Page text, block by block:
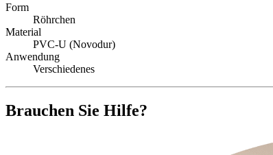
Form
Röhrchen
Material
PVC-U (Novodur)
Anwendung
Verschiedenes
Brauchen Sie Hilfe?